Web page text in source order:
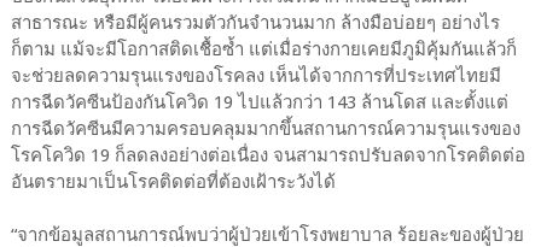
สาธารณะ หรือมีผู้คนรวมตัวกันจำนวนมาก ล้างมือบ่อยๆ อย่างไร
ก็ตาม แม้จะมีโอกาสติดเชื้อซ้ำ แต่เมื่อร่างกายเคยมีภูมิคุ้มกันแล้วก็
จะช่วยลดความรุนแรงของโรคลง เห็นได้จากการที่ประเทศไทยมี
การฉีดวัคซีนป้องกันโควิด 19 ไปแล้วกว่า 143 ล้านโดส และตั้งแต่
การฉีดวัคซีนมีความครอบคลุมมากขึ้นสถานการณ์ความรุนแรงของ
โรคโควิด 19 ก็ลดลงอย่างต่อเนื่อง จนสามารถปรับลดจากโรคติดต่อ
อันตรายมาเป็นโรคติดต่อที่ต้องเฝ้าระวังได้
“จากข้อมูลสถานการณ์พบว่าผู้ป่วยเข้าโรงพยาบาล ร้อยละของผู้ป่วย